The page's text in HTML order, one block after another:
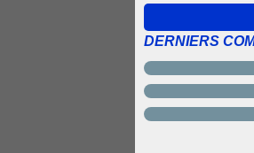
DERNIERS